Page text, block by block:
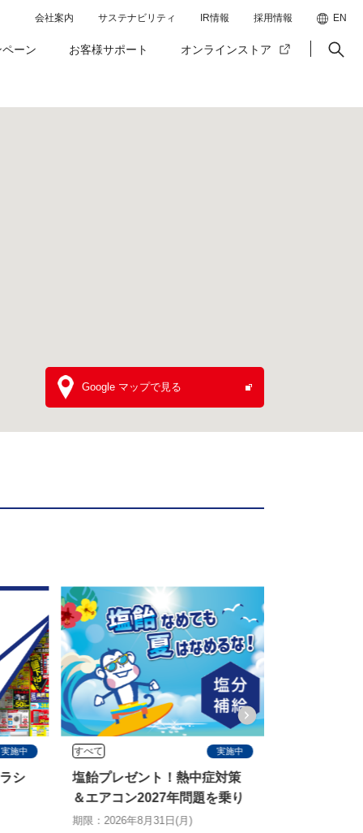
ーン お客様サポート オンラインストア
会社案内 サステナビリティ IR情報 採用情報 EN
Google マップで見る
実施中
シ
すべて 実施中
塩飴プレゼント！熱中症対策
＆エアコン2027年問題を乗り
切る特別キャンペーン
期限：2026年8月31日(月)